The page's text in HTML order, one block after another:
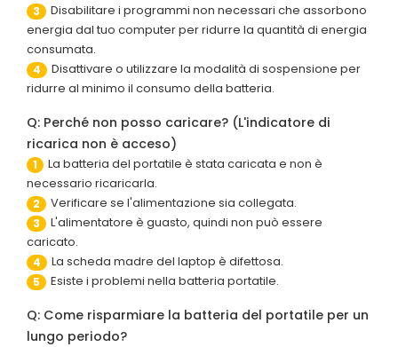
3
Disabilitare i programmi non necessari che assorbono
energia dal tuo computer per ridurre la quantità di energia
consumata.
4
Disattivare o utilizzare la modalità di sospensione per
ridurre al minimo il consumo della batteria.
Q: Perché non posso caricare? (L'indicatore di
ricarica non è acceso)
1
La batteria del portatile è stata caricata e non è
necessario ricaricarla.
2 Verificare se l'alimentazione sia collegata.
3
L'alimentatore è guasto, quindi non può essere
caricato.
4 La scheda madre del laptop è difettosa.
5 Esiste i problemi nella batteria portatile.
Q: Come risparmiare la batteria del portatile per un
lungo periodo?